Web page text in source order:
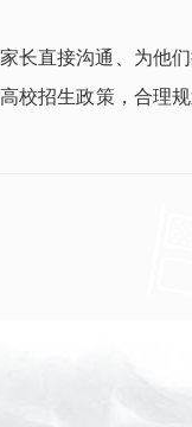
长直接沟通、为他
校招生政策，合理